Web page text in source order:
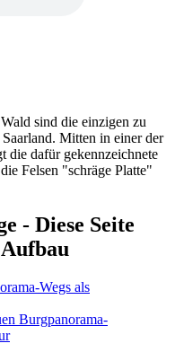
sind die einzigen zu
Mitten in einer der
die dafür gekennzeichnete
Felsen "schräge Platte"
- Diese Seite
Burgpanorama-